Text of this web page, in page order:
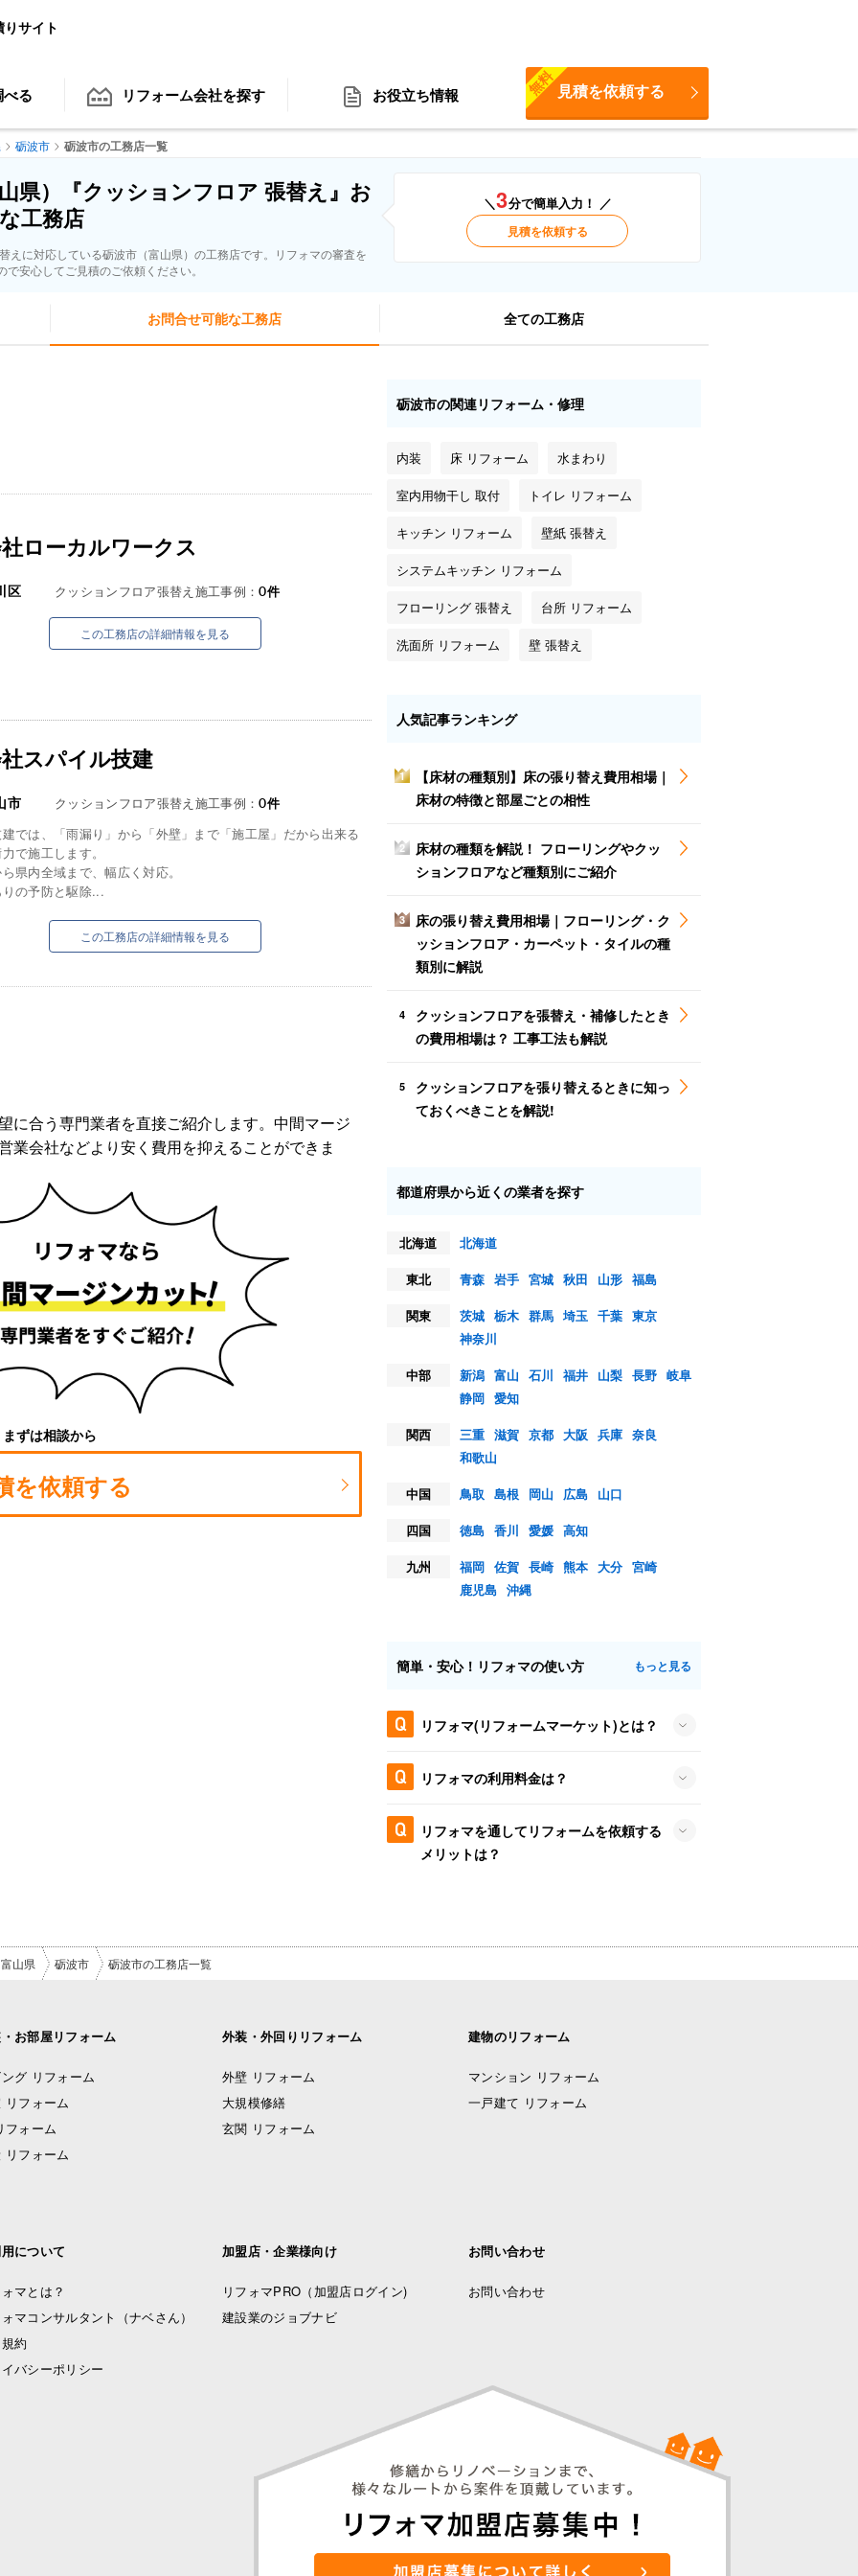
サイト
る リフォーム会社を探す お役立ち情報 見積を依頼する
無料
砺波市 砺波市の工務店一覧
県）『クッションフロア 張替え』お
工務店
えに対応している砺波市（富山県）の工務店です。リフォマの審査を
安心してご見積のご依頼ください。
＼3分で簡単入力！ ／
見積を依頼する
お問合せ可能な工務店 全ての工務店
ローカルワークス
区 クッションフロア張替え施工事例：0件
この工務店の詳細情報を見る
スパイル技建
市 クッションフロア張替え施工事例：0件
では、「雨漏り」から「外壁」まで「施工屋」だから出来る
で施工します。
県内全域まで、幅広く対応。
の予防と駆除...
この工務店の詳細情報を見る
に合う専門業者を直接ご紹介します。中間マージ
業会社などより安く費用を抑えることができま
まずは相談から
を依頼する
砺波市の関連リフォーム・修理
内装 床 リフォーム 水まわり
室内用物干し 取付 トイレ リフォーム
キッチン リフォーム 壁紙 張替え
システムキッチン リフォーム
フローリング 張替え 台所 リフォーム
洗面所 リフォーム 壁 張替え
人気記事ランキング
1
【床材の種類別】床の張り替え費用相場｜
床材の特徴と部屋ごとの相性
2
床材の種類を解説！ フローリングやクッ
ションフロアなど種類別にご紹介
3
床の張り替え費用相場｜フローリング・ク
ッションフロア・カーペット・タイルの種
類別に解説
4
クッションフロアを張替え・補修したとき
の費用相場は？ 工事工法も解説
5
クッションフロアを張り替えるときに知っ
ておくべきことを解説!
都道府県から近くの業者を探す
北海道
北海道
東北
青森 岩手 宮城 秋田 山形 福島
関東
茨城 栃木 群馬 埼玉 千葉 東京
神奈川
中部
新潟 富山 石川 福井 山梨 長野 岐阜
静岡 愛知
関西
三重 滋賀 京都 大阪 兵庫 奈良
和歌山
中国
鳥取 島根 岡山 広島
山口
四国
徳島 香川 愛媛 高知
九州
福岡 佐賀 長崎 熊本 大分 宮崎
鹿児島 沖縄
簡単・安心！リフォマの使い方 もっと見る
リフォマ(リフォームマーケット)とは？
リフォマの利用料金は？
リフォマを通してリフォームを依頼する
メリットは？
富山県 砺波市 砺波市の工務店一覧
お部屋リフォーム
グ リフォーム
リフォーム
フォーム
リフォーム
外装・外回りリフォーム
外壁 リフォーム
大規模修繕
玄関 リフォーム
建物のリフォーム
マンション リフォーム
一戸建て リフォーム
について
マとは？
マコンサルタント（ナベさん）
約
バシーポリシー
加盟店・企業様向け
リフォマPRO （加盟店ログイン)
建設業のジョブナビ
お問い合わせ
お問い合わせ